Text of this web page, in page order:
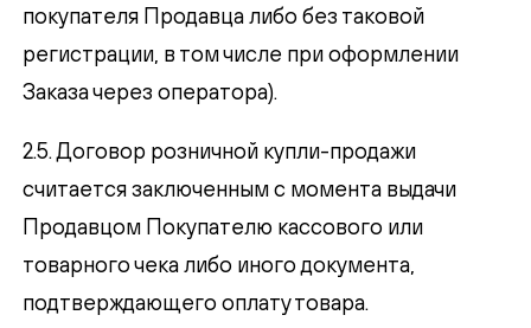
покупателя Продавца либо без таковой
регистрации, в том числе при оформлении
Заказа через оператора).
2.5. Договор розничной купли-продажи
считается заключенным с момента выдачи
Продавцом Покупателю кассового или
товарного чека либо иного документа,
подтверждающего оплату товара.